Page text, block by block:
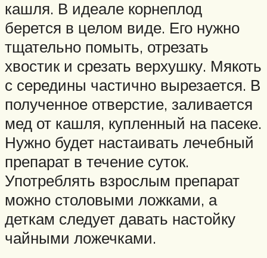
кашля. В идеале корнеплод
берется в целом виде. Его нужно
тщательно помыть, отрезать
хвостик и срезать верхушку. Мякоть
с середины частично вырезается. В
полученное отверстие, заливается
мед от кашля, купленный на пасеке.
Нужно будет настаивать лечебный
препарат в течение суток.
Употреблять взрослым препарат
можно столовыми ложками, а
деткам следует давать настойку
чайными ложечками.